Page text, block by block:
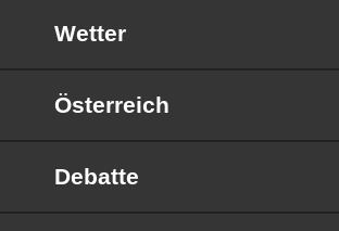
Wetter
Österreich
Debatte